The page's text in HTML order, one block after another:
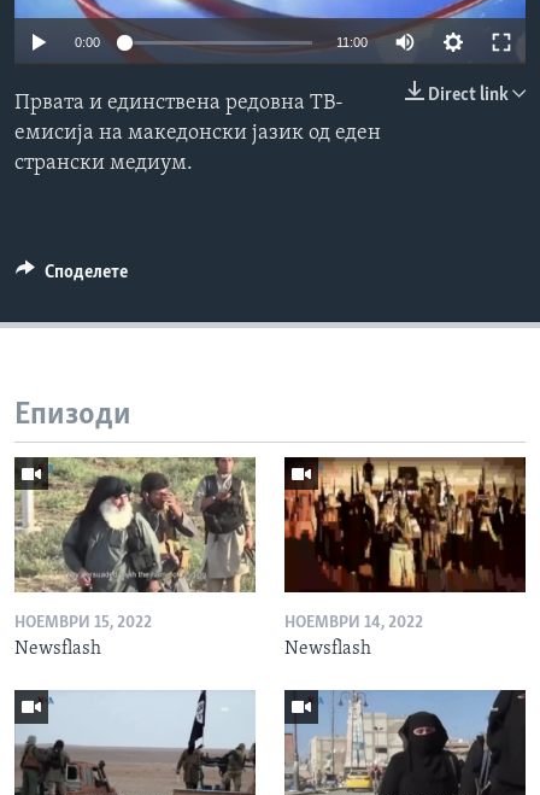
ИНТЕРВЈУА
Јазици
0:00 11:00
Direct link
Првата и единствена редовна ТВ-
емисија на македонски јазик од еден
странски медиум.
Споделете
Епизоди
НОЕМВРИ 15, 2022
Newsflash
НОЕМВРИ 14, 2022
Newsflash